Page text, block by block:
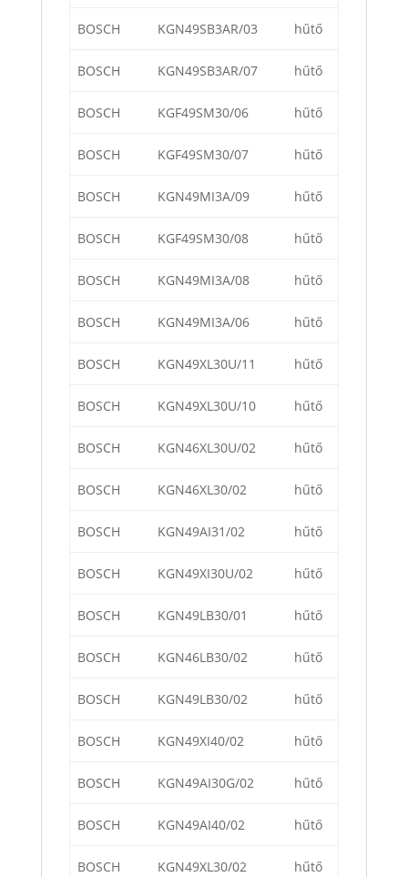
BOSCH KGN49SB3AR/03 hűtő
BOSCH KGN49SB3AR/07 hűtő
BOSCH KGF49SM30/06 hűtő
BOSCH KGF49SM30/07 hűtő
BOSCH KGN49MI3A/09 hűtő
BOSCH KGF49SM30/08 hűtő
BOSCH KGN49MI3A/08 hűtő
BOSCH KGN49MI3A/06 hűtő
BOSCH KGN49XL30U/11 hűtő
BOSCH KGN49XL30U/10 hűtő
BOSCH KGN46XL30U/02 hűtő
BOSCH KGN46XL30/02 hűtő
BOSCH KGN49AI31/02 hűtő
BOSCH KGN49XI30U/02 hűtő
BOSCH KGN49LB30/01 hűtő
BOSCH KGN46LB30/02 hűtő
BOSCH KGN49LB30/02 hűtő
BOSCH KGN49XI40/02 hűtő
BOSCH KGN49AI30G/02 hűtő
BOSCH KGN49AI40/02 hűtő
BOSCH KGN49XL30/02 hűtő